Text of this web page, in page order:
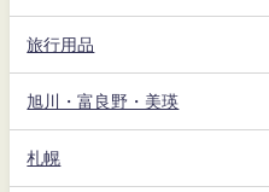
旅行用品
旭川・富良野・美瑛
札幌